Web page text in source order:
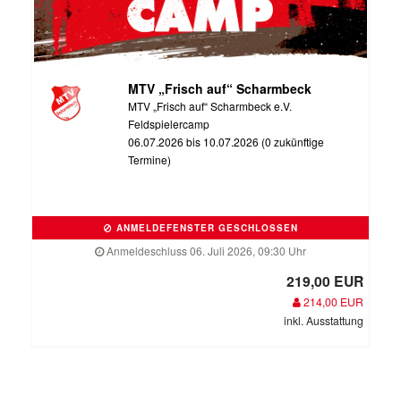
MTV „Frisch auf“ Scharmbeck
MTV „Frisch auf“ Scharmbeck e.V.
Feldspielercamp
06.07.2026 bis 10.07.2026 (0 zukünftige
Termine)
ANMELDEFENSTER GESCHLOSSEN
Anmeldeschluss 06. Juli 2026, 09:30 Uhr
219,00 EUR
214,00 EUR
inkl. Ausstattung